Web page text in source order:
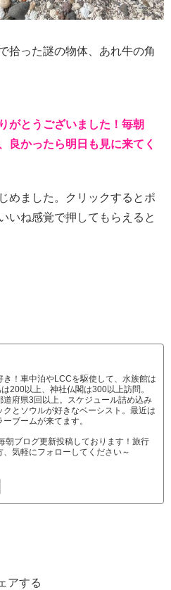
拾った謎の物体、あれ牛の角
がとうございました！毎朝
良かったら明日も見に来てく
めました。クリックするとポ
いね感覚で押してもらえると
き！車中泊やLCCを駆使して、水族館は
200以上、神社仏閣は300以上訪問。
道府県3回以上。スケジュール詰め込み
クとソウルが好きなベーシスト。最近は
ブームが来てます。
朝ブログ更新投稿しております！旅行
、気軽にフォローしてください～
アする